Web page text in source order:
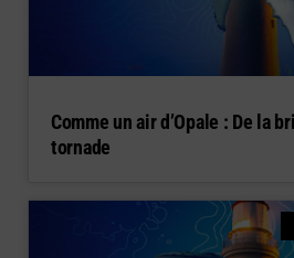
Comme un air d’Opale : De la
tornade